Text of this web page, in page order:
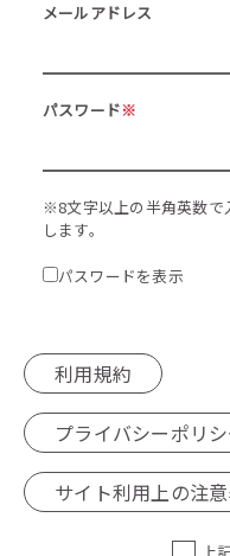
メールアドレス
パスワード※
※8文字以上の半角英数で
します。
パスワードを表示
利用規約
プライバシーポリ
サイト利用上の注